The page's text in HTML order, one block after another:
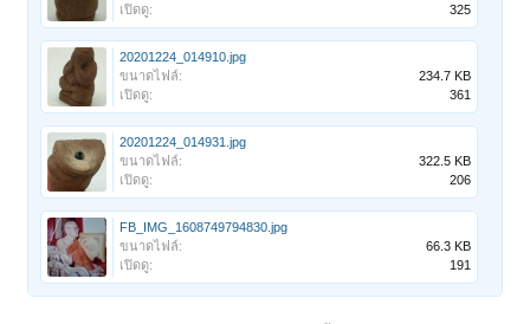
เปิดดู:
325
20201224_014910.jpg
ขนาดไฟล์:
234.7 KB
เปิดดู:
361
20201224_014931.jpg
ขนาดไฟล์:
322.5 KB
เปิดดู:
206
FB_IMG_1608749794830.jpg
ขนาดไฟล์:
66.3 KB
เปิดดู:
191